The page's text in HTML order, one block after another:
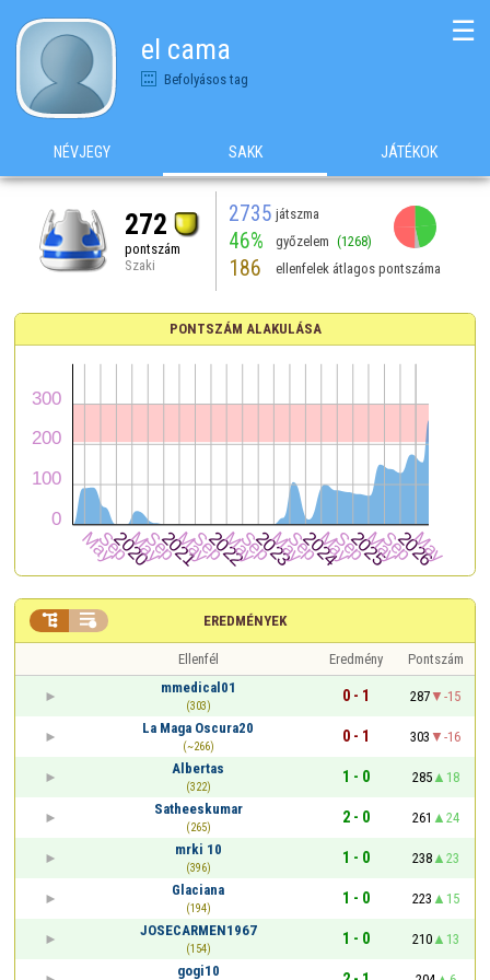
el cama
Befolyásos tag
☰
NÉVJEGY SAKK JÁTÉKOK
272
pontszám
Szaki
2735 játszma
46% győzelem (1268)
186 ellenfelek átlagos pontszáma
PONTSZÁM ALAKULÁSA
EREDMÉNYEK
 
Ellenfél Eredmény
Pontszám
mmedical01
(303)
0 - 1 287
-15
La Maga Oscura20
(~266)
0 - 1 303
-16
Albertas
(322)
1 - 0 285
18
Satheeskumar
(265)
2 - 0 261
24
mrki 10
(396)
1 - 0 238
23
Glaciana
(194)
1 - 0 223
15
JOSECARMEN1967
(154)
1 - 0 210
13
gogi10